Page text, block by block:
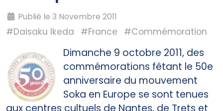
Publié le 3 Novembre 2011
#Daisaku Ikeda #France #Commémoration
Dimanche 9 octobre 2011, des
commémorations fêtant le 50e
anniversaire du mouvement
Soka en Europe se sont tenues